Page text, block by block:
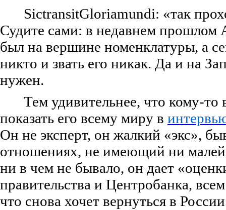
SictransitGloriamundi: «так
Судите сами: в недавнем прошлом
был на вершине номенклатуры, а
никто и звать его никак. Да и на
нужен.
Тем удивительнее, что кому-то
показать его всему миру в
Он не эксперт, он жалкий «экс»,
отношениях, не имеющий ни
ни в чем не бывало, он дает
правительства и Центробанка,
что снова хочет вернуться в